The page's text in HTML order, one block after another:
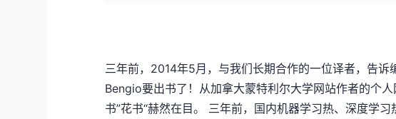
三年前，2014年5月，与我们长期合作的一位译者，告
Bengio要出书了！从加拿大蒙特利尔大学网站作者的个
书”花书“赫然在目。 三年前，国内机器学习热、深度学